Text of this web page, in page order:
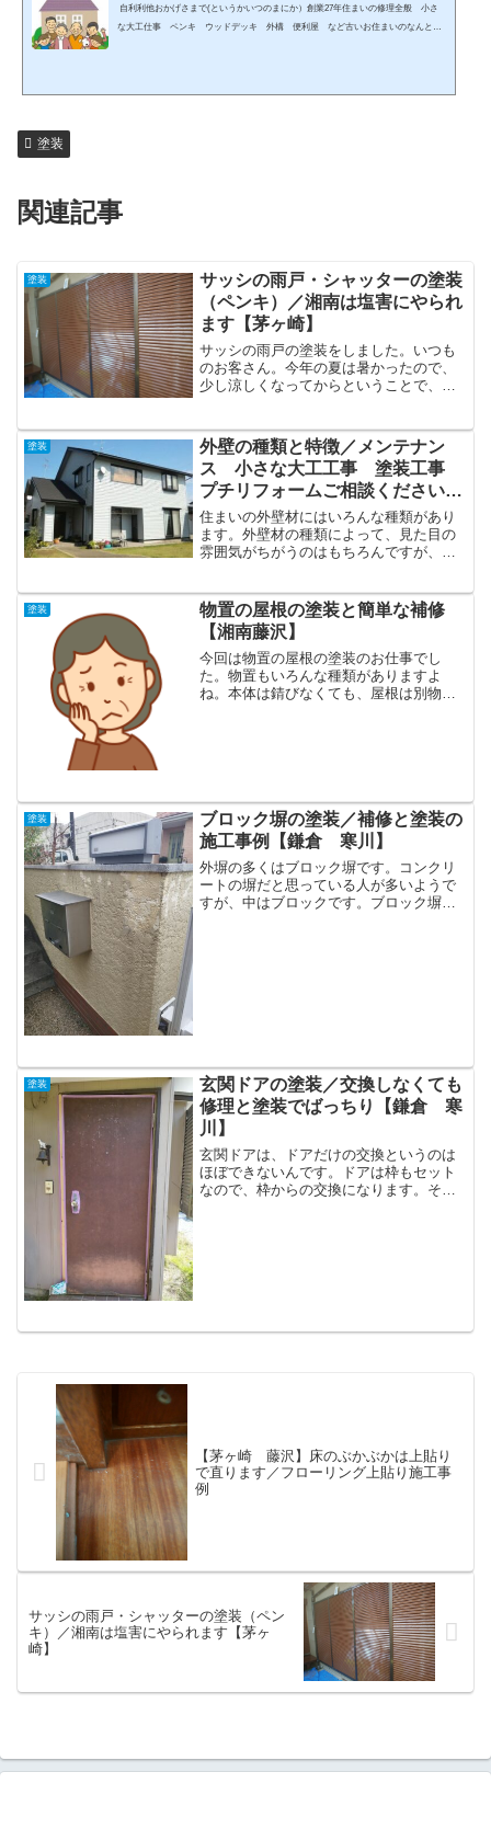
自利利他おかげさまで(というかいつのまにか）創業27年住まいの修理全般 小さ
な大工仕事 ペンキ ウッドデッキ 外構 便利屋 など古いお住まいのなんとか
塗装
関連記事
塗装
サッシの雨戸・シャッターの塗装
（ペンキ）／湘南は塩害にやられ
ます【茅ヶ崎】
サッシの雨戸の塗装をしました。いつも
のお客さん。今年の夏は暑かったので、
少し涼しくなってからということで、９
塗装
外壁の種類と特徴／メンテナン
ス 小さな大工工事 塗装工事
プチリフォームご相談ください
【湘南 茅ヶ崎 藤沢 鎌倉 寒
川 平塚】
住まいの外壁材にはいろんな種類があり
ます。外壁材の種類によって、見た目の
雰囲気がちがうのはもちろんですが、性
塗装
物置の屋根の塗装と簡単な補修
【湘南藤沢】
今回は物置の屋根の塗装のお仕事でし
た。物置もいろんな種類がありますよ
ね。本体は錆びなくても、屋根は別物と
塗装
ブロック塀の塗装／補修と塗装の
施工事例【鎌倉 寒川】
外塀の多くはブロック塀です。コンクリ
ートの塀だと思っている人が多いようで
すが、中はブロックです。ブロック塀は
塗装
玄関ドアの塗装／交換しなくても
修理と塗装でばっちり【鎌倉 寒
川】
玄関ドアは、ドアだけの交換というのは
ほぼできないんです。ドアは枠もセット
なので、枠からの交換になります。そう
【茅ヶ崎 藤沢】床のぶかぶかは上貼り
で直ります／フローリング上貼り施工事
例
サッシの雨戸・シャッターの塗装（ペン
キ）／湘南は塩害にやられます【茅ヶ
崎】